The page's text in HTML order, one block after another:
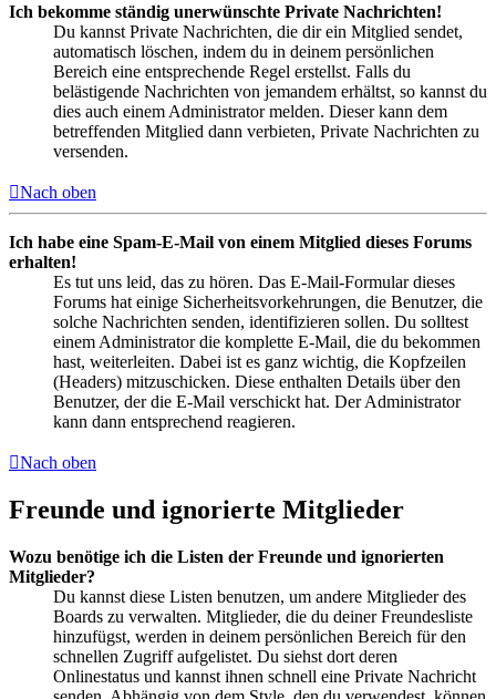
Ich bekomme ständig unerwünschte Private Nachrichten!
Du kannst Private Nachrichten, die dir ein Mitglied sendet,
automatisch löschen, indem du in deinem persönlichen
Bereich eine entsprechende Regel erstellst. Falls du
belästigende Nachrichten von jemandem erhältst, so kannst du
dies auch einem Administrator melden. Dieser kann dem
betreffenden Mitglied dann verbieten, Private Nachrichten zu
versenden.
Nach oben
Ich habe eine Spam-E-Mail von einem Mitglied dieses Forums
erhalten!
Es tut uns leid, das zu hören. Das E-Mail-Formular dieses
Forums hat einige Sicherheitsvorkehrungen, die Benutzer, die
solche Nachrichten senden, identifizieren sollen. Du solltest
einem Administrator die komplette E-Mail, die du bekommen
hast, weiterleiten. Dabei ist es ganz wichtig, die Kopfzeilen
(Headers) mitzuschicken. Diese enthalten Details über den
Benutzer, der die E-Mail verschickt hat. Der Administrator
kann dann entsprechend reagieren.
Nach oben
Freunde und ignorierte Mitglieder
Wozu benötige ich die Listen der Freunde und ignorierten
Mitglieder?
Du kannst diese Listen benutzen, um andere Mitglieder des
Boards zu verwalten. Mitglieder, die du deiner Freundesliste
hinzufügst, werden in deinem persönlichen Bereich für den
schnellen Zugriff aufgelistet. Du siehst dort deren
Onlinestatus und kannst ihnen schnell eine Private Nachricht